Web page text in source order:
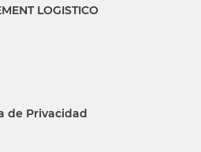
LOGISTICO
de Privacidad